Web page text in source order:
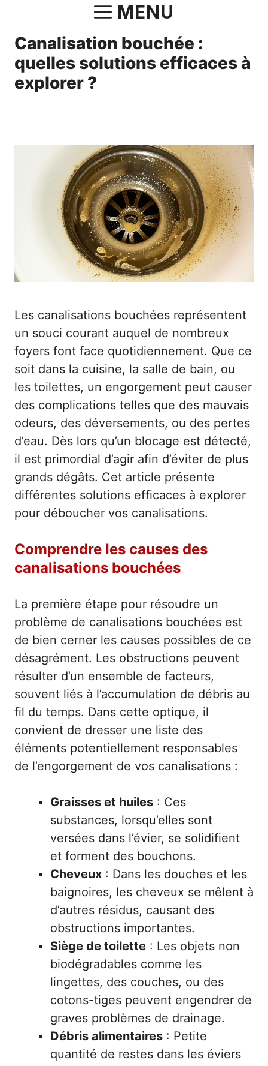
contenu
MENU
Canalisation bouchée :
quelles solutions efficaces à
explorer ?
Les canalisations bouchées représentent
un souci courant auquel de nombreux
foyers font face quotidiennement. Que ce
soit dans la cuisine, la salle de bain, ou
les toilettes, un engorgement peut causer
des complications telles que des mauvais
odeurs, des déversements, ou des pertes
d’eau. Dès lors qu’un blocage est détecté,
il est primordial d’agir afin d’éviter de plus
grands dégâts. Cet article présente
différentes solutions efficaces à explorer
pour déboucher vos canalisations.
Comprendre les causes des
canalisations bouchées
La première étape pour résoudre un
problème de canalisations bouchées est
de bien cerner les causes possibles de ce
désagrément. Les obstructions peuvent
résulter d’un ensemble de facteurs,
souvent liés à l’accumulation de débris au
fil du temps. Dans cette optique, il
convient de dresser une liste des
éléments potentiellement responsables
de l’engorgement de vos canalisations :
Graisses et huiles : Ces
substances, lorsqu’elles sont
versées dans l’évier, se solidifient
et forment des bouchons.
Cheveux : Dans les douches et les
baignoires, les cheveux se mêlent à
d’autres résidus, causant des
obstructions importantes.
Siège de toilette : Les objets non
biodégradables comme les
lingettes, des couches, ou des
cotons-tiges peuvent engendrer de
graves problèmes de drainage.
Débris alimentaires : Petite
quantité de restes dans les éviers